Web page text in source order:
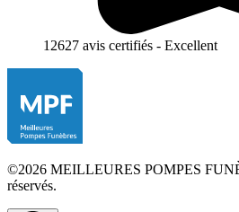
12627 avis certifiés - Excellent
©2026 MEILLEURES POMPES
réservés.